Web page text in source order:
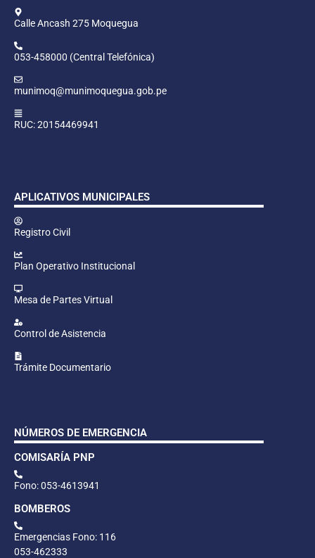
Calle Ancash 275 Moquegua
053-458000 (Central Telefónica)
munimoq@munimoquegua.gob.pe
RUC: 20154469941
APLICATIVOS MUNICIPALES
Registro Civil
Plan Operativo Institucional
Mesa de Partes Virtual
Control de Asistencia
Trámite Documentario
NÚMEROS DE EMERGENCIA
COMISARÍA PNP
Fono: 053-4613941
BOMBEROS
Emergencias Fono: 116
053-462333